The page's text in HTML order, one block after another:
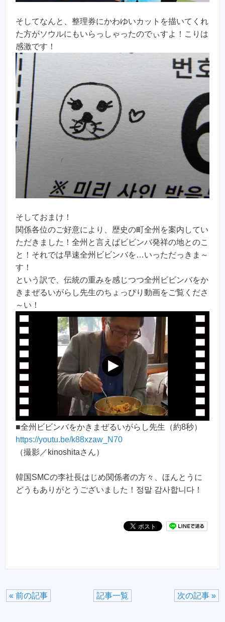
そしてなんと、整理券にかわゆいカットを描いてくれ
た方がソウルにもいらっしゃったのでぃすよ！こりは
感激です！
そしておまけ！
関係各位のご好意により、歴史の町全州を案内してい
ただきました！全州と言えばビビンバ発祥の地とのこ
と！それでは早速全州ビビンバを…いっただっきま～
す！
という訳で、伝統の重みを感じつつ全州ビビンバをか
きまぜるいがらし先生のちょっぴり動画をご覧くださ
～い！
■全州ビビンバをかきまぜるいがらし先生（約8秒）
https://youtu.be/k88xzaw_N70
（撮影／kinoshitaさん）
韓国SMCの李社長はじめ関係者の方々、ほんとうに
どうもありがとうございました！정말 감사합니다！
次の記事 »
記事一覧
« 前の記事